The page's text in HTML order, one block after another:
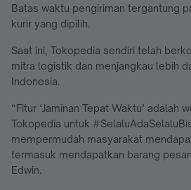
Batas waktu pengiriman tergantung
kurir yang dipilih.
Saat ini, Tokopedia sendiri telah
mitra logistik dan menjangkau lebih
Indonesia.
“Fitur ‘Jaminan Tepat Waktu’ adalah
Tokopedia untuk
mempermudah masyarakat
termasuk mendapatkan barang
Edwin.